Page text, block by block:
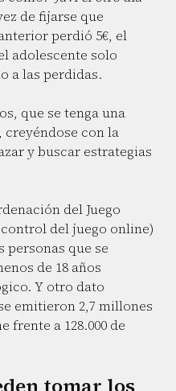
de fijarse que
perdió 5€, el
adolescente solo
a las perdidas.
que se tenga una
con la
y buscar estrategias
del Juego
del juego online)
personas que se
de 18 años
Y otro dato
emitieron 2,7 millones
frente a 128.000 de